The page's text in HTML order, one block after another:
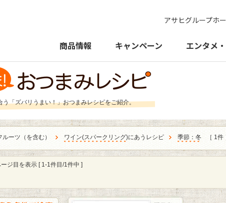
アサヒグループホ
商品情報 キャンペーン エンタメ
う「ズバリうまい！」おつまみレシピをご紹介。
ーツ（を含む） ワイン(スパークリング)にあうレシピ 季節：冬 ［ 1件
ジ目を表示 [ 1-1件目/1件中 ]